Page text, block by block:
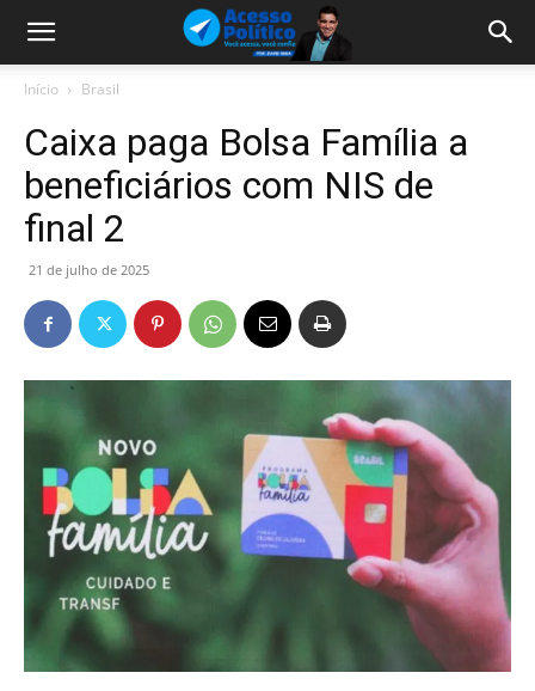
Início Brasil
Caixa paga Bolsa Família a
beneficiários com NIS de
final 2
21 de julho de 2025